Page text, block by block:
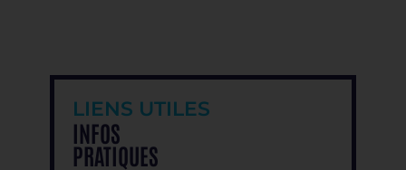
LIENS UTILES
INFOS
PRATIQUES